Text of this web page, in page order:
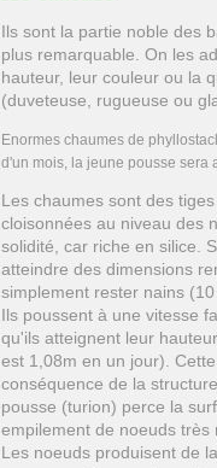
Ils sont la partie noble des
plus remarquable. On les
hauteur, leur couleur ou la
(duveteuse, rugueuse ou
Enormes chaumes de
d'un mois, la jeune pousse sera
Les chaumes sont des
cloisonnées au niveau des
solidité, car riche en silice.
atteindre des dimensions
simplement rester nains (10
Ils poussent à une vitesse
qu'ils atteignent leur
est 1,08m en un jour).
conséquence de la
pousse (turion) perce la
empilement de noeuds très
Les noeuds produisent de